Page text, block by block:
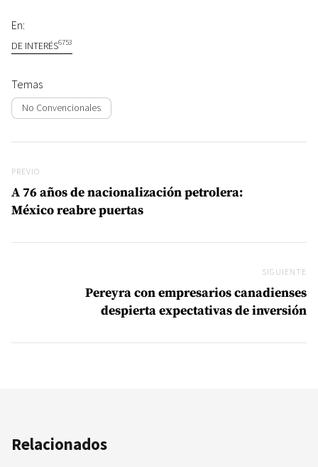
En:
DE INTERÉS6753
Temas
No Convencionales
Previo
PREVIO
A 76 años de nacionalización petrolera:
México reabre puertas
SIGUIENTE
Pereyra con empresarios canadienses
despierta expectativas de inversión
Relacionados